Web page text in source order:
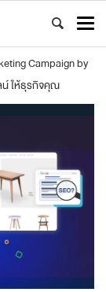
Campaign by
น์ ให้ธุรกิจคุณ